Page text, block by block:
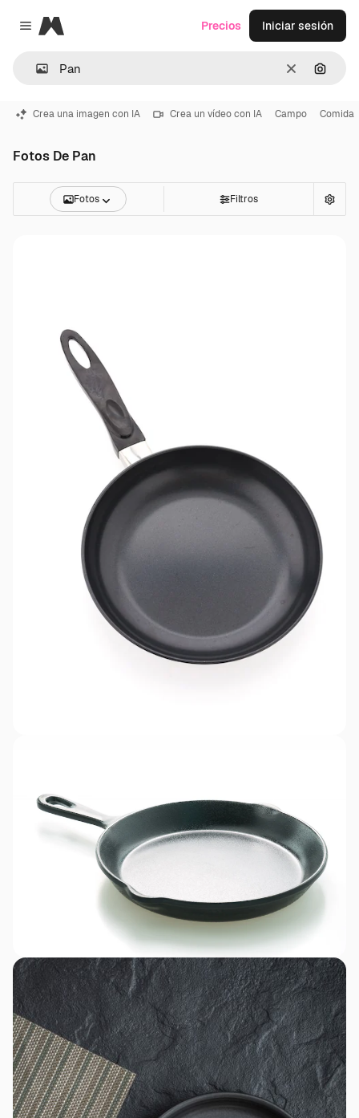
Close menu
Magnific
Borrar
Precios Iniciar sesión
Crea una imagen con IA Crea un vídeo con IA Campo Comida
Fotos De Pan
Fotos Filtros